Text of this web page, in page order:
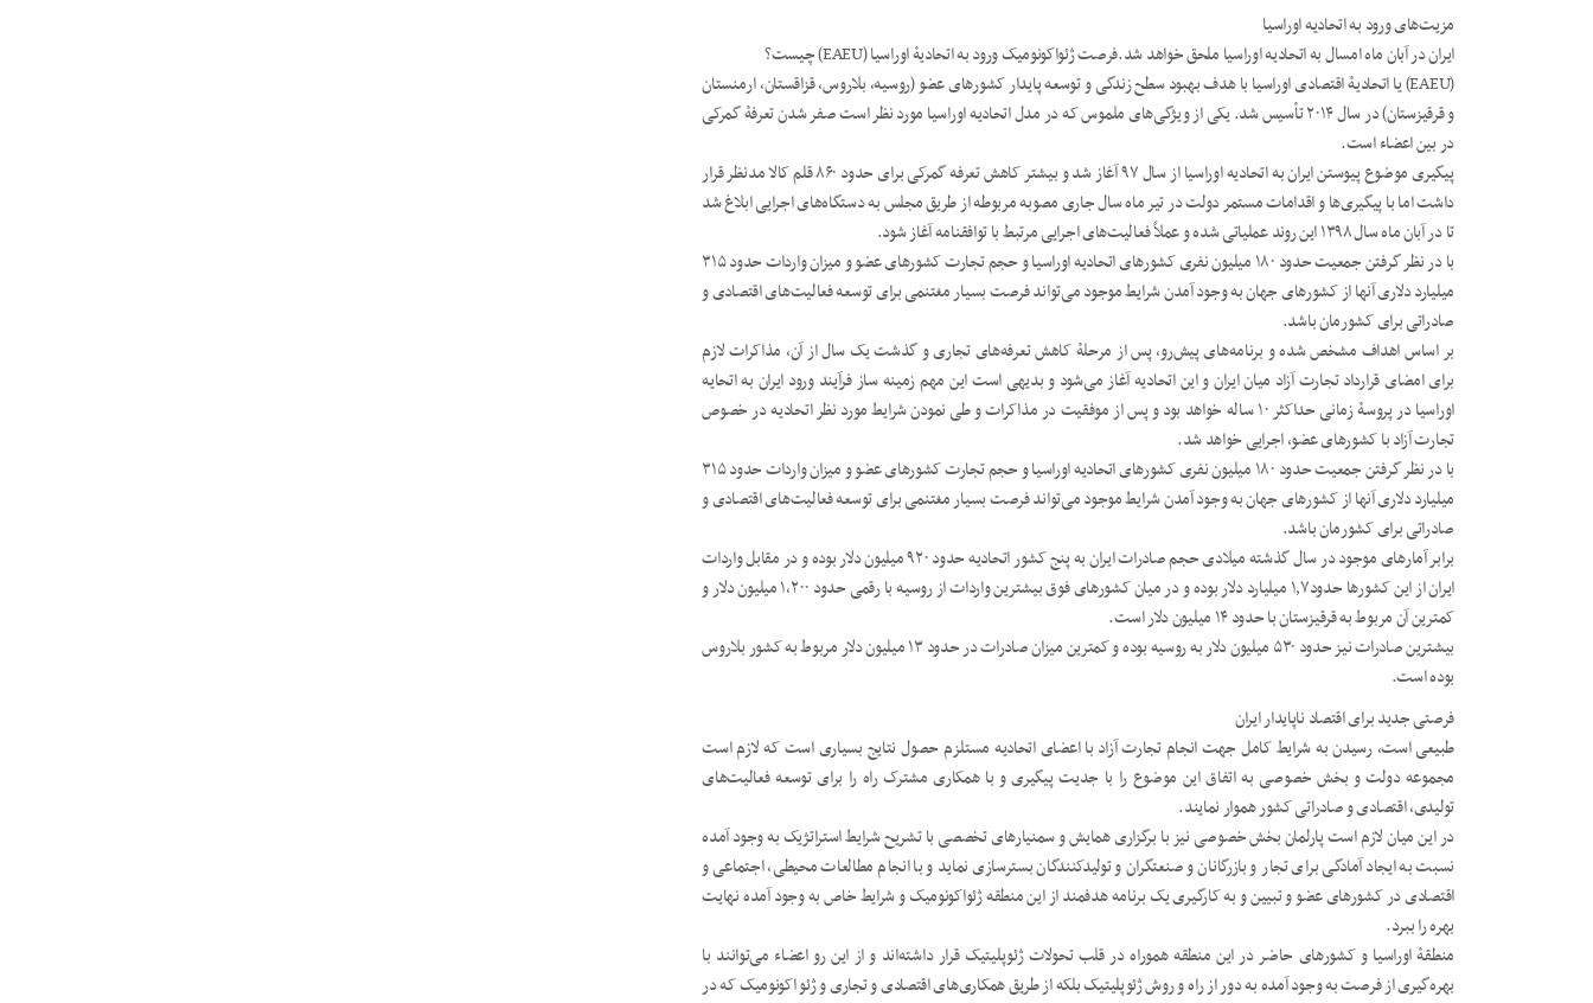
مزیت‌های ورود به اتحادیه اوراسیا
ایران در آبان ماه امسال به اتحادیه اوراسیا ملحق خواهد شد.فرصت ژئواکونومیک ورود به اتحادیۀ اوراسیا (EAEU) چیست؟
(EAEU) یا اتحادیۀ اقتصادی اوراسیا با هدف بهبود سطح زندگی و توسعه پایدار کشورهای عضو (روسیه، بلاروس، قزاقستان، ارمنستان
و قرقیزستان) در سال ۲۰۱۴ تأسیس شد. یکی از ویژگی‌های ملموس که در مدل اتحادیه اوراسیا مورد نظر است صفر شدن تعرفۀ گمرکی
در بین اعضاء است.
پیگیری موضوع پیوستن ایران به اتحادیه اوراسیا از سال ۹۷ آغاز شد و بیشتر کاهش تعرفه گمرکی برای حدود ۸۶۰ قلم کالا مدنظر قرار
داشت اما با پیگیری‌ها و اقدامات مستمر دولت در تیر ماه سال جاری مصوبه مربوطه از طریق مجلس به دستگاه‌های اجرایی ابلاغ شد
تا در آبان ماه سال ۱۳۹۸ این روند عملیاتی شده و عملاً فعالیت‌های اجرایی مرتبط با توافقنامه آغاز شود.
با در نظر گرفتن جمعیت حدود ۱۸۰ میلیون نفری کشورهای اتحادیه اوراسیا و حجم تجارت کشورهای عضو و میزان واردات حدود ۳۱۵
میلیارد دلاری آنها از کشورهای جهان به وجود آمدن شرایط موجود می‌تواند فرصت بسیار مغتنمی برای توسعه فعالیت‌های اقتصادی و
صادراتی برای کشورمان باشد.
بر اساس اهداف مشخص شده و برنامه‌های پیش‌رو، پس از مرحلۀ کاهش تعرفه‌های تجاری و گذشت یک سال از آن، مذاکرات لازم
برای امضای قرارداد تجارت آزاد میان ایران و این اتحادیه آغاز می‌شود و بدیهی است این مهم زمینه ساز فرآیند ورود ایران به اتحایه
اوراسیا در پروسۀ زمانی حداکثر ۱۰ ساله خواهد بود و پس از موفقیت در مذاکرات و طی نمودن شرایط مورد نظر اتحادیه در خصوص
تجارت آزاد با کشورهای عضو، اجرایی خواهد شد.
با در نظر گرفتن جمعیت حدود ۱۸۰ میلیون نفری کشورهای اتحادیه اوراسیا و حجم تجارت کشورهای عضو و میزان واردات حدود ۳۱۵
میلیارد دلاری آنها از کشورهای جهان به وجود آمدن شرایط موجود می‌تواند فرصت بسیار مغتنمی برای توسعه فعالیت‌های اقتصادی و
صادراتی برای کشورمان باشد.
برابر آمارهای موجود در سال گذشته میلادی حجم صادرات ایران به پنج کشور اتحادیه حدود ۹۲۰ میلیون دلار بوده و در مقابل واردات
ایران از این کشورها حدود۱٫۷ میلیارد دلار بوده و در میان کشورهای فوق بیشترین واردات از روسیه با رقمی حدود ۱،۲۰۰ میلیون دلار و
کمترین آن مربوط به قرقیزستان با حدود ۱۴ میلیون دلار است.
بیشترین صادرات نیز حدود ۵۳۰ میلیون دلار به روسیه بوده و کمترین میزان صادرات در حدود ۱۳ میلیون دلار مربوط به کشور بلاروس
بوده است.
فرصتی جدید برای اقتصاد ناپایدار ایران
طبیعی است، رسیدن به شرایط کامل جهت انجام تجارت آزاد با اعضای اتحادیه مستلزم حصول نتایج بسیاری است که لازم است
مجموعه دولت و بخش خصوصی به اتفاق این موضوع را با جدیت پیگیری و با همکاری مشترک راه را برای توسعه فعالیت‌های
تولیدی، اقتصادی و صادراتی کشور هموار نمایند.
در این میان لازم است پارلمان بخش خصوصی نیز با برگزاری همایش و سمنیارهای تخصصی با تشریح شرایط استراتژیک به وجود آمده
نسبت به ایجاد آمادگی برای تجار و بازرگانان و صنعتگران و تولیدکنندگان بسترسازی نماید و با انجام مطالعات محیطی، اجتماعی و
اقتصادی در کشورهای عضو و تبیین و به کارگیری یک برنامه هدفمند از این منطقه ژئواکونومیک و شرایط خاص به وجود آمده نهایت
بهره را ببرد.
منطقۀ اوراسیا و کشورهای حاضر در این منطقه هموراه در قلب تحولات ژئوپلیتیک قرار داشته‌اند و از این رو اعضاء می‌توانند با
بهره‌گیری از فرصت به وجود آمده به دور از راه و روش ژئوپلیتیک بلکه از طریق همکاری‌های اقتصادی و تجاری و ژئو اکونومیک که در